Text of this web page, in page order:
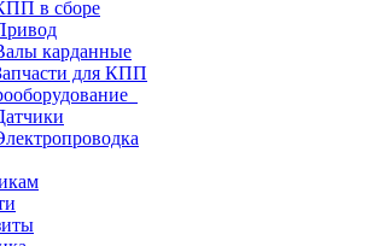
в сборе
карданные
для КПП